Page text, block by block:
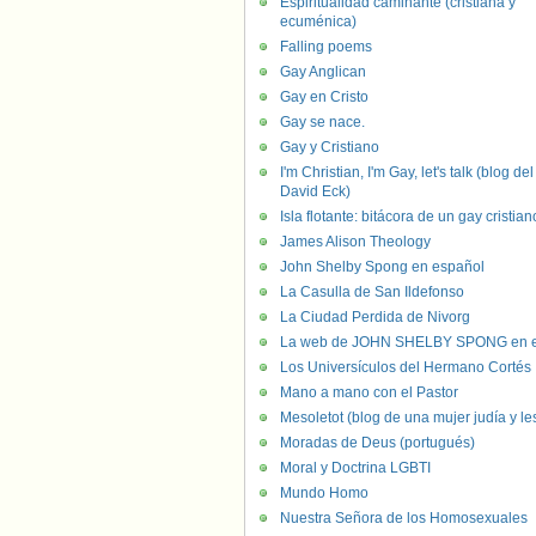
ecuménica)
Falling poems
Gay Anglican
Gay en Cristo
Gay se nace.
Gay y Cristiano
I'm Christian, I'm Gay, let's talk (blog del
David Eck)
Isla flotante: bitácora de un gay
James Alison Theology
John Shelby Spong en español
La Casulla de San Ildefonso
La Ciudad Perdida de Nivorg
La web de JOHN SHELBY SPONG en
Los Universículos del Hermano Cortés
Mano a mano con el Pastor
Mesoletot (blog de una mujer judía y
Moradas de Deus (portugués)
Moral y Doctrina LGBTI
Mundo Homo
Nuestra Señora de los Homosexuales